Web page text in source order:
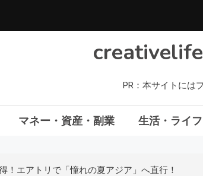
PR：本サイトには
マネー・資産・副業 生活・ライフ
！エアトリで「憧れの夏アジア」へ直行！